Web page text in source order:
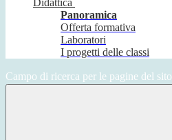
Didattica
Panoramica
Offerta formativa
Laboratori
I progetti delle classi
Campo di ricerca per le pagine del sito